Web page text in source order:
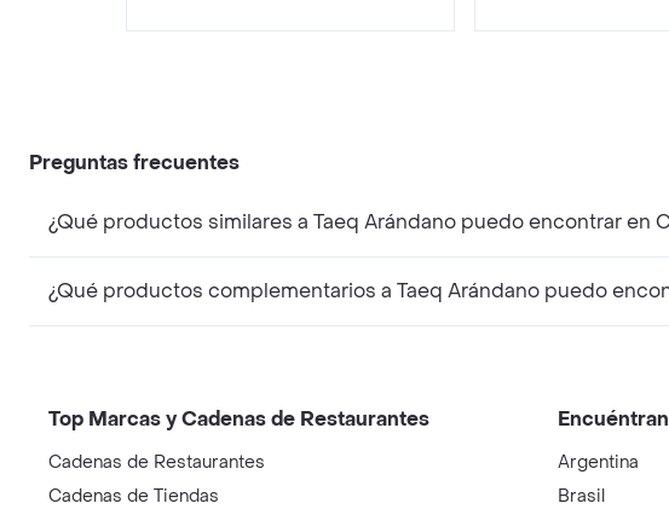
Preguntas frecuentes
¿Qué productos similares a Taeq Arándano puedo encontrar en
¿Qué productos complementarios a Taeq Arándano puedo
Top Marcas y Cadenas de Restaurantes
Cadenas de Restaurantes
Cadenas de Tiendas
Argentina
Brasil